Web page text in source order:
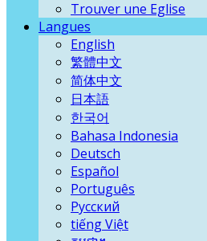
Trouver une Eglise
Langues
English
繁體中文
简体中文
日本語
한국어
Bahasa Indonesia
Deutsch
Español
Português
Русский
tiếng Việt